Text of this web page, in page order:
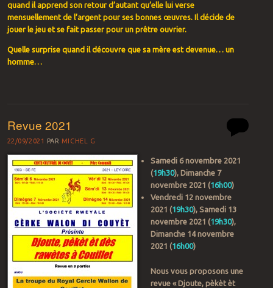
quand il apprend son retour d’autant qu’elle lui verse
mensuellement de l’argent pour ses bonnes œuvres. Il décide de
jouer le jeu et se fait passer pour un prêtre ouvrier.
Quelle surprise quand il découvre que sa mère est devenue… un
homme…
Revue 2021
22/09/2021 PAR MICHEL G
Samedi 6 novembre 2021
(19h30), Dimanche 7
novembre 2021 (16h00)
Vendredi 12 novembre
2021 (19h30), Samedi 13
novembre 2021 (19h30),
Dimanche 14 novembre
2021 (16h00)
Nous vous proposons une
revue « Djoute, pèkèt èt